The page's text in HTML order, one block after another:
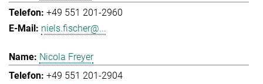
+49 551 201-2960
niels.fischer@...
Nicola Freyer
+49 551 201-2904